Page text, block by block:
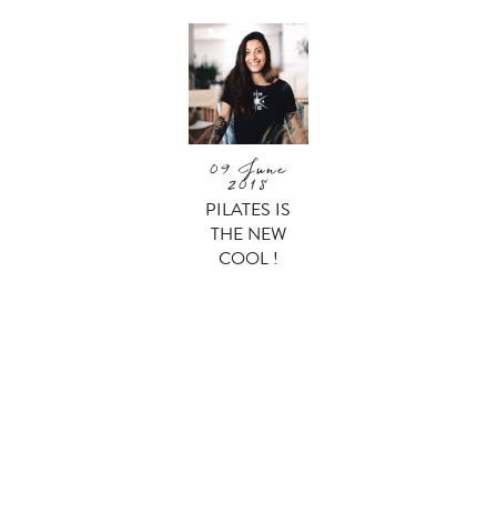
09 June
2018
PILATES IS
THE NEW
COOL !